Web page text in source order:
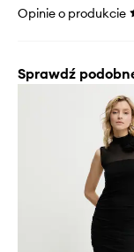
Opinie o produkcie
Sprawdź